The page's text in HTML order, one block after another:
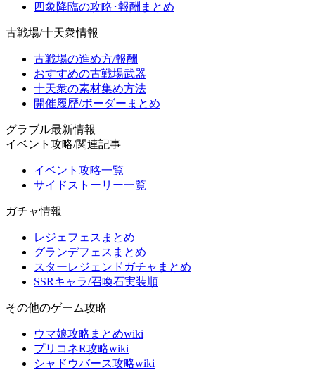
四象降臨の攻略･報酬まとめ
古戦場/十天衆情報
古戦場の進め方/報酬
おすすめの古戦場武器
十天衆の素材集め方法
開催履歴/ボーダーまとめ
グラブル最新情報
イベント攻略/関連記事
イベント攻略一覧
サイドストーリー一覧
ガチャ情報
レジェフェスまとめ
グランデフェスまとめ
スターレジェンドガチャまとめ
SSRキャラ/召喚石実装順
その他のゲーム攻略
ウマ娘攻略まとめwiki
プリコネR攻略wiki
シャドウバース攻略wiki